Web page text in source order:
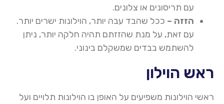
עם תריסונים או צלונים.
הזזה – ככל שהבד עבה יותר, הוילונות ישרים יותר.
עם זאת, על מנת שהזזתם תהיה חלקה יותר, ניתן
להשתמש בבדים שמשקלם בינוני.
ראש הוילון
ראשי הוילונות משפיעים על האופן בו הוילונות תלויים ועל